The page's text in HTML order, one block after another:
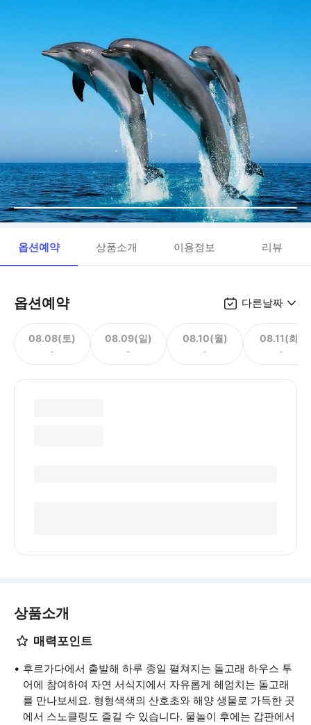
옵션예약 상품소개 이용정보 리뷰
옵션예약 다른날짜
08.08(토)
-
08.09(일)
-
08.10(월)
-
08.11(화)
-
상품소개
매력포인트
후르가다에서 출발해 하루 종일 펼쳐지는 돌고래 하우스 투
어에 참여하여 자연 서식지에서 자유롭게 헤엄치는 돌고래
를 만나보세요. 형형색색의 산호초와 해양 생물로 가득한 곳
에서 스노클링도 즐길 수 있습니다. 물놀이 후에는 갑판에서